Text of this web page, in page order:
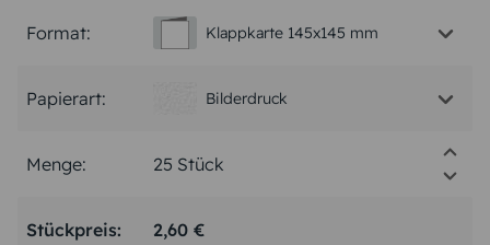
Format: Klappkarte 145x145 mm
Papierart: Bilderdruck
Menge:
Stückpreis: 2,60 €